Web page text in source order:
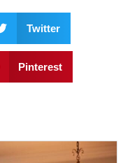
Twitter
Pinterest